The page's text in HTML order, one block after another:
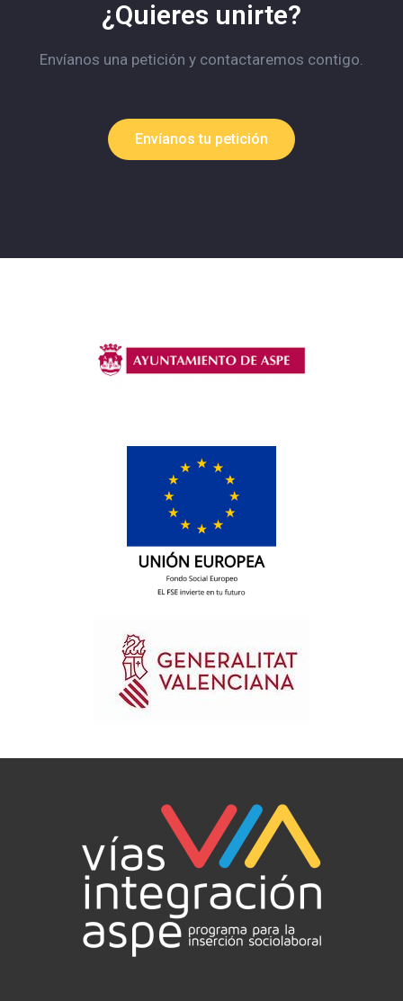
¿Quieres unirte?
Envíanos una petición y contactaremos contigo.
Envíanos tu petición